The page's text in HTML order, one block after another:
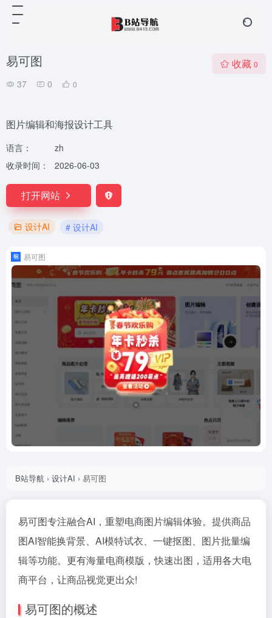
易可图
37 0 0
收藏 0
图片编辑和海报设计工具
语言：
zh
收录时间：
2026-06-03
打开网站
设计AI # 设计AI
易可图
B站导航 › 设计AI › 易可图
易可图专注融合AI，重塑电商图片编辑体验。提供商品
图AI智能换背景、AI模特试衣、一键抠图、图片批量编
辑等功能。更有海量电商模版，快速出图，适用各大电
商平台，让商品视觉更出众!
易可图的概述